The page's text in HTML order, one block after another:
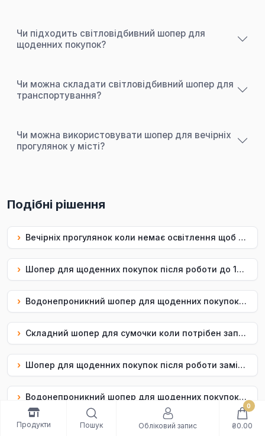
Чи підходить світловідбивний шопер для
щоденних покупок?
Чи можна складати світловідбивний шопер для
транспортування?
Чи можна використовувати шопер для вечірніх
прогулянок у місті?
Подібні рішення
› Вечірніх прогулянок коли немає освітлення щоб бути помітнішою — світловідбивний шопер Uf.Bee
› Шопер для щоденних покупок після роботи до 10 кг — світловідбивний шопер Uf.Bee
› Водонепроникний шопер для щоденних покупок коли на вулиці мокро щоб речі були захищені — світловідбивний шопер Uf.Bee
› Складний шопер для сумочки коли потрібен запасний шопе щоб займав мало місця — світловідбивний шопер Uf.Bee
› Шопер для щоденних покупок після роботи замість пакетів: світловідбивний шопер Uf.Bee
› Водонепроникний шопер для щоденних покупок коли на вулиці мокро замість пакетів: світловідбивний шопер Uf.Bee
Продукти Пошук Обліковий запис
0
₴0.00